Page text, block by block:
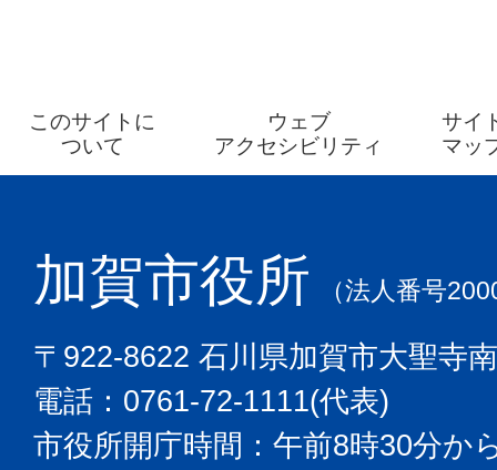
このサイトに
ついて
ウェブ
アクセシビリティ
サイ
マッ
加賀市役所 （法人番号
〒922-8622 石川県加賀市大聖寺
電話：0761-72-1111(代表)
市役所開庁時間：午前8時30分か